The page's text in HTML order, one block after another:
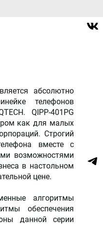
абсолютно
телефонов
QIPP-401PG
как для малых
Строгий
вместе с
возможностями
в настольном
цене.
алгоритмы
обеспечения
данной серии